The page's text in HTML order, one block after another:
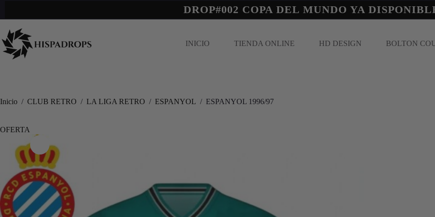
DROP#002 COPA DEL MUNDO YA
INICIO TIENDA ONLINE HD DESIGN BOLTON
Inicio / CLUB RETRO / LA LIGA RETRO / ESPANYOL / ESPANYOL 1996/97
OFERTA